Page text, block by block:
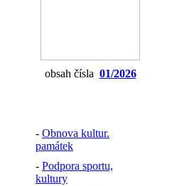
obsah čísla 01/2026
- Obnova kultur.
památek
- Podpora sportu,
kultury